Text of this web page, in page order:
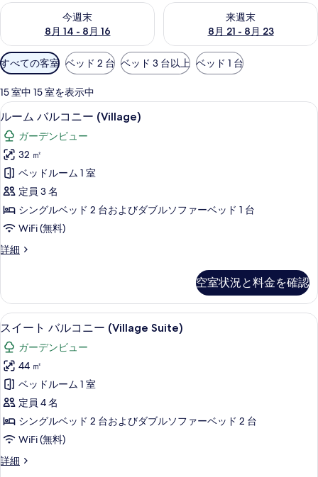
今週末
8月 14 - 8月 16
今週末 8月 14 - 8月 16 の空室状況をチェック
来週末
8月 21 - 8月 23
来週末 8月 21 - 8月 23 の空室
利
用
可
能
な
客
室
の
絞
り
込
み
条
すべての客室 ベッド 2 台 ベッド 3 台以上 ベッド 1 台
15 室中 15 室を表示中
ル
ー
ム
バ
ル
コ
ニ
ー
(Village)
す
べ
て
の
写
真
を
表
示
す
ミニバー、セーフティボックス (室
5
ルーム バルコニー (Village)
ガーデンビュー
32 ㎡
ベッドルーム 1 室
定員 3 名
シングルベッド 2 台およびダブルソファーベッド 1 台
WiFi (無料)
詳細
ル
ル
コ
ニ
(Village)
の
詳
細
空室状況と料金を確認
ス
イ
ー
ト
バ
ル
コ
ニ
ー
ミニバー、セーフティボックス (室
5
スイート バルコニー (Village Suite)
ガーデンビュー
44 ㎡
ベッドルーム 1 室
定員 4 名
シングルベッド 2 台およびダブルソファーベッド 2 台
WiFi (無料)
詳細
ス